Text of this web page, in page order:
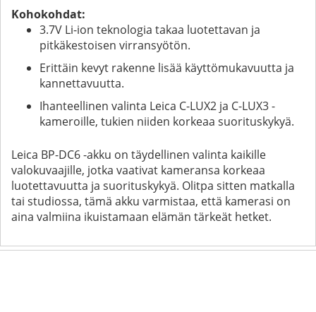
Kohokohdat:
3.7V Li-ion teknologia takaa luotettavan ja
pitkäkestoisen virransyötön.
Erittäin kevyt rakenne lisää käyttömukavuutta ja
kannettavuutta.
Ihanteellinen valinta Leica C-LUX2 ja C-LUX3 -
kameroille, tukien niiden korkeaa suorituskykyä.
Leica BP-DC6 -akku on täydellinen valinta kaikille
valokuvaajille, jotka vaativat kameransa korkeaa
luotettavuutta ja suorituskykyä. Olitpa sitten matkalla
tai studiossa, tämä akku varmistaa, että kamerasi on
aina valmiina ikuistamaan elämän tärkeät hetket.